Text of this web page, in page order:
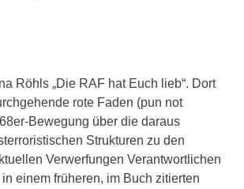
Röhls „Die RAF hat Euch lieb“. Dort
rote Faden (pun not
Bewegung über die daraus
Strukturen zu den
Verwerfungen Verantwortlichen
einem früheren, im Buch zitierten